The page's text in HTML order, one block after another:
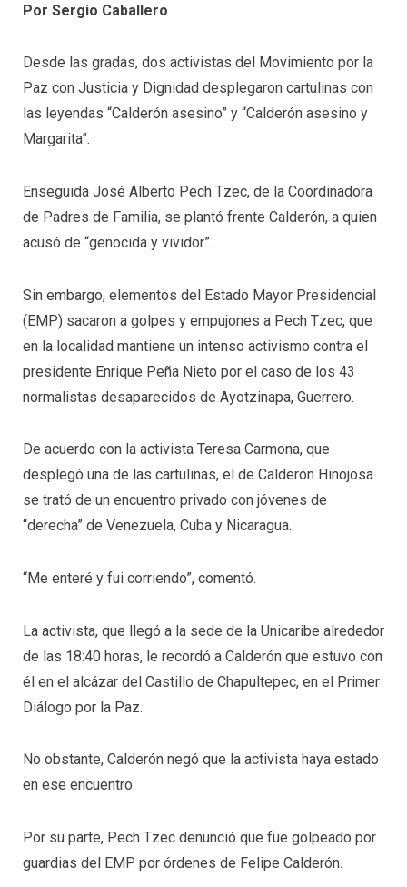
Por Sergio Caballero
Desde las gradas, dos activistas del Movimiento por la
Paz con Justicia y Dignidad desplegaron cartulinas con
las leyendas “Calderón asesino” y “Calderón asesino y
Margarita”.
Enseguida José Alberto Pech Tzec, de la Coordinadora
de Padres de Familia, se plantó frente Calderón, a quien
acusó de “genocida y vividor”.
Sin embargo, elementos del Estado Mayor Presidencial
(EMP) sacaron a golpes y empujones a Pech Tzec, que
en la localidad mantiene un intenso activismo contra el
presidente Enrique Peña Nieto por el caso de los 43
normalistas desaparecidos de Ayotzinapa, Guerrero.
De acuerdo con la activista Teresa Carmona, que
desplegó una de las cartulinas, el de Calderón Hinojosa
se trató de un encuentro privado con jóvenes de
“derecha” de Venezuela, Cuba y Nicaragua.
“Me enteré y fui corriendo”, comentó.
La activista, que llegó a la sede de la Unicaribe alrededor
de las 18:40 horas, le recordó a Calderón que estuvo con
él en el alcázar del Castillo de Chapultepec, en el Primer
Diálogo por la Paz.
No obstante, Calderón negó que la activista haya estado
en ese encuentro.
Por su parte, Pech Tzec denunció que fue golpeado por
guardias del EMP por órdenes de Felipe Calderón.